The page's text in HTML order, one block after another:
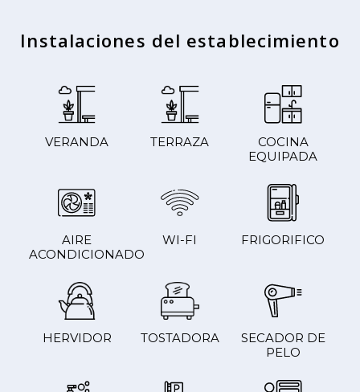
Instalaciones del establecimiento
VERANDA TERRAZA
COCINA
EQUIPADA
AIRE
ACONDICIONADO
WI-FI FRIGORIFICO
HERVIDOR TOSTADORA
SECADOR DE
PELO